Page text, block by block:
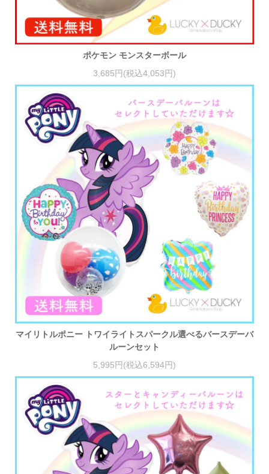
ポケモン モンスターボール
3,685円(税込4,053円)
マイリトルポニー トワイライトスパークル選べるバースデーバ
ルーンセット
5,995円(税込6,594円)